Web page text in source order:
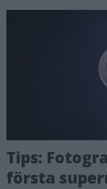
Tips:
första